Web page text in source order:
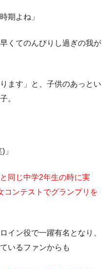
期よね」
くてのんびりし過ぎの我が
ます」と、子供のあっとい
。
同じ中学2年生の時に実
コンテストでグランプリを
イン役で一躍有名となり、
いるファンからも